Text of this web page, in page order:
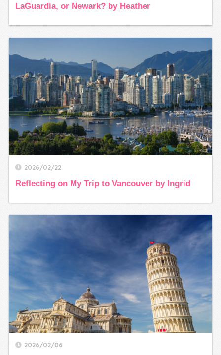
LaGuardia, or Newark? by Heather
2026/02/22
Reflecting on My Trip to Vancouver by Ingrid
2026/02/06